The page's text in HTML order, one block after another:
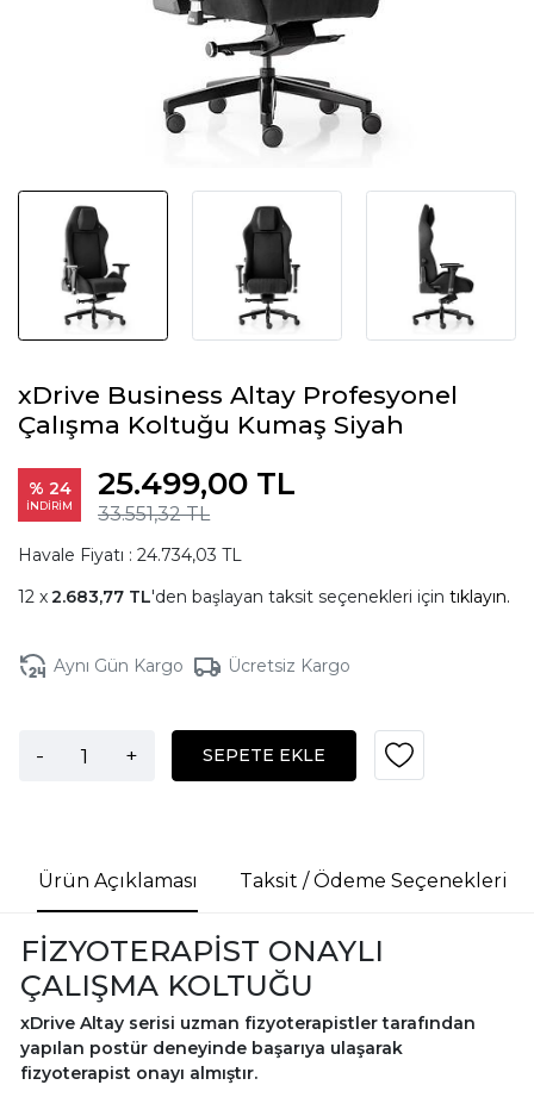
xDrive Business Altay Profesyonel
Çalışma Koltuğu Kumaş Siyah
% 24
İNDİRİM 33.551,32 TL
25.499,00 TL
Havale Fiyatı : 24.734,03 TL
2.683,77 TL'den başlayan taksit seçenekleri için tıklayın.
Aynı Gün Kargo Ücretsiz Kargo
- + SEPETE EKLE
Ürün Açıklaması Taksit / Ödeme Seçenekleri
FİZYOTERAPİST ONAYLI
ÇALIŞMA KOLTUĞU
xDrive Altay serisi uzman fizyoterapistler tarafından
yapılan postür deneyinde başarıya ulaşarak
fizyoterapist onayı almıştır.